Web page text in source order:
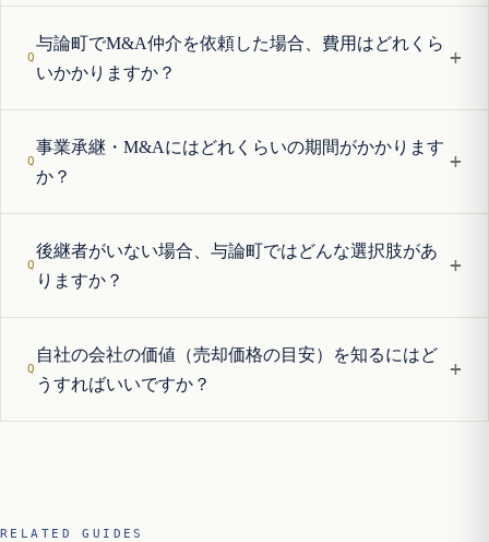
与論町でM&A仲介を依頼した場合、費用はどれくら
いかかりますか？
+
事業承継・M&Aにはどれくらいの期間がかかります
か？
+
後継者がいない場合、与論町ではどんな選択肢があ
りますか？
+
自社の会社の価値（売却価格の目安）を知るにはど
うすればいいですか？
+
RELATED GUIDES